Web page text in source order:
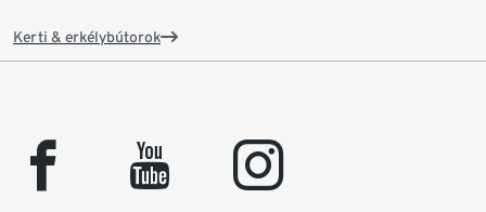
Kerti & erkélybútorok
facebook youtube instagram